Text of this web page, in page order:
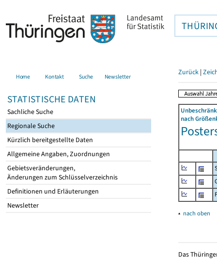
Home Kontakt Suche Newsletter
STATISTISCHE DATEN
Sachliche Suche
Regionale Suche
Kürzlich bereitgestellte Daten
Allgemeine Angaben, Zuordnungen
Gebietsveränderungen,
Änderungen zum Schlüsselverzeichnis
Definitionen und Erläuterungen
Newsletter
Zurück |
nach
▴ nach oben
Das